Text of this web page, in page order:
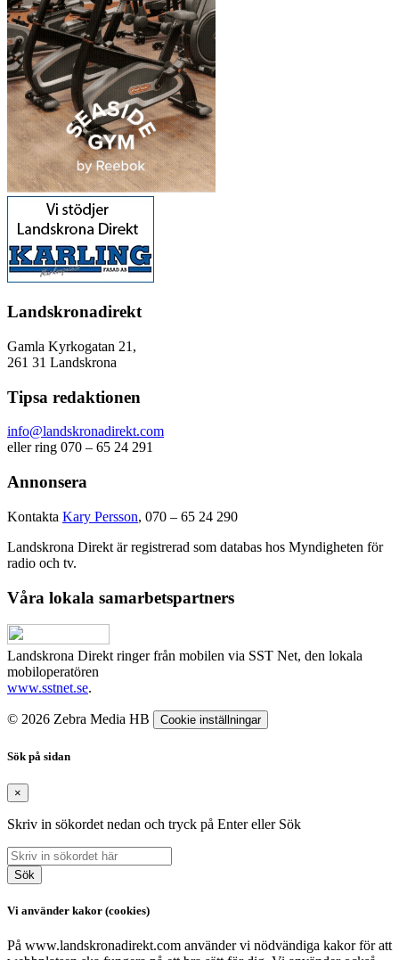
Landskronadirekt
Gamla Kyrkogatan 21,
261 31 Landskrona
Tipsa redaktionen
info@landskronadirekt.com
eller ring 070 – 65 24 291
Annonsera
Kontakta Kary Persson, 070 – 65 24 290
Landskrona Direkt är registrerad som databas hos Myndigheten för
radio och tv.
Våra lokala samarbetspartners
Landskrona Direkt ringer från mobilen via SST Net, den lokala
mobiloperatören
www.sstnet.se.
© 2026 Zebra Media HB Cookie inställningar
Sök på sidan
×
Skriv in sökordet nedan och tryck på Enter eller Sök
Sök
Vi använder kakor (cookies)
På www.landskronadirekt.com använder vi nödvändiga kakor för att